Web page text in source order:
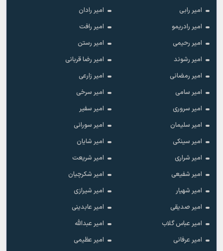
امیر رابی
امیر رادان
امیر رادریمو
امیر رافت
امیر رحیمی
امیر رستن
امیر رشوند
امیر رضا قربانی
امیر رمضانی
امیر زارعی
امیر سامی
امیر سرخی
امیر سروری
امیر سفیر
امیر سلیمان
امیر سورانی
امیر سینکی
امیر شایان
امیر شراری
امیر شریعت
امیر شفیعی
امیر شکرچیان
امیر شهیار
امیر شیرازی
امیر صدیقی
امیر عابدینی
امیر عباس گلاب
امیر عبدالله
امیر عرفانی
امیر عظیمی